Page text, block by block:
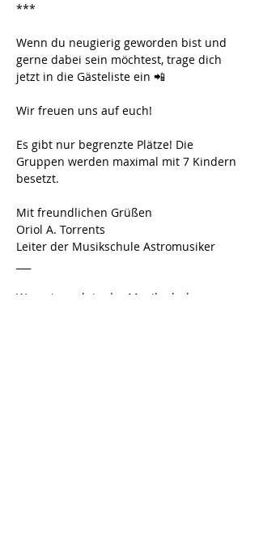
***
Wenn du neugierig geworden bist und
gerne dabei sein möchtest, trage dich
jetzt in die Gästeliste ein 📲
Wir freuen uns auf euch!
Es gibt nur begrenzte Plätze! Die
Gruppen werden maximal mit 7 Kindern
besetzt.
Mit freundlichen Grüßen
Oriol A. Torrents
Leiter der Musikschule Astromusiker
Was wir noch in der Musikschule